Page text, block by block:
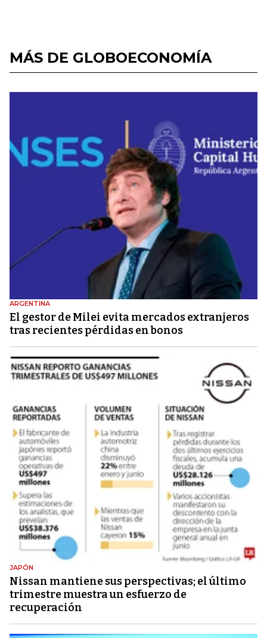
MÁS DE GLOBOECONOMÍA
ARGENTINA
El gestor de Milei evita mercados extranjeros
tras recientes pérdidas en bonos
JAPÓN
Nissan mantiene sus perspectivas; el último
trimestre muestra un esfuerzo de
recuperación